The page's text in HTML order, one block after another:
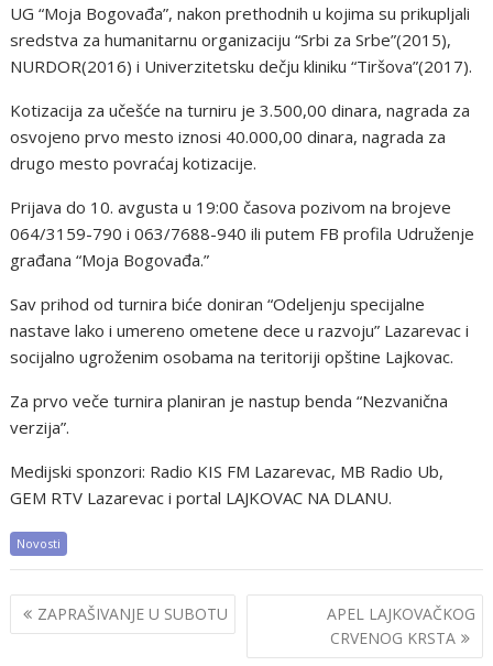
UG “Moja Bogovađa”, nakon prethodnih u kojima su prikupljali
sredstva za humanitarnu organizaciju “Srbi za Srbe”(2015),
NURDOR(2016) i Univerzitetsku dečju kliniku “Tiršova”(2017).
Kotizacija za učešće na turniru je 3.500,00 dinara, nagrada za
osvojeno prvo mesto iznosi 40.000,00 dinara, nagrada za
drugo mesto povraćaj kotizacije.
Prijava do 10. avgusta u 19:00 časova pozivom na brojeve
064/3159-790 i 063/7688-940 ili putem FB profila Udruženje
građana “Moja Bogovađa.”
Sav prihod od turnira biće doniran “Odeljenju specijalne
nastave lako i umereno ometene dece u razvoju” Lazarevac i
socijalno ugroženim osobama na teritoriji opštine Lajkovac.
Za prvo veče turnira planiran je nastup benda “Nezvanična
verzija”.
Medijski sponzori: Radio KIS FM Lazarevac, MB Radio Ub,
GEM RTV Lazarevac i portal LAJKOVAC NA DLANU.
Novosti
Post
navigation
ZAPRAŠIVANJE U SUBOTU
APEL LAJKOVAČKOG
CRVENOG KRSTA